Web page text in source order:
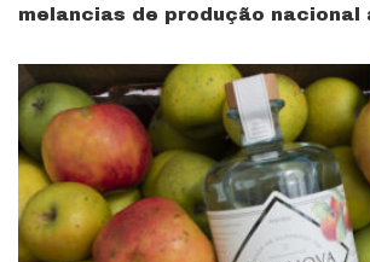
melancias de produção nacional